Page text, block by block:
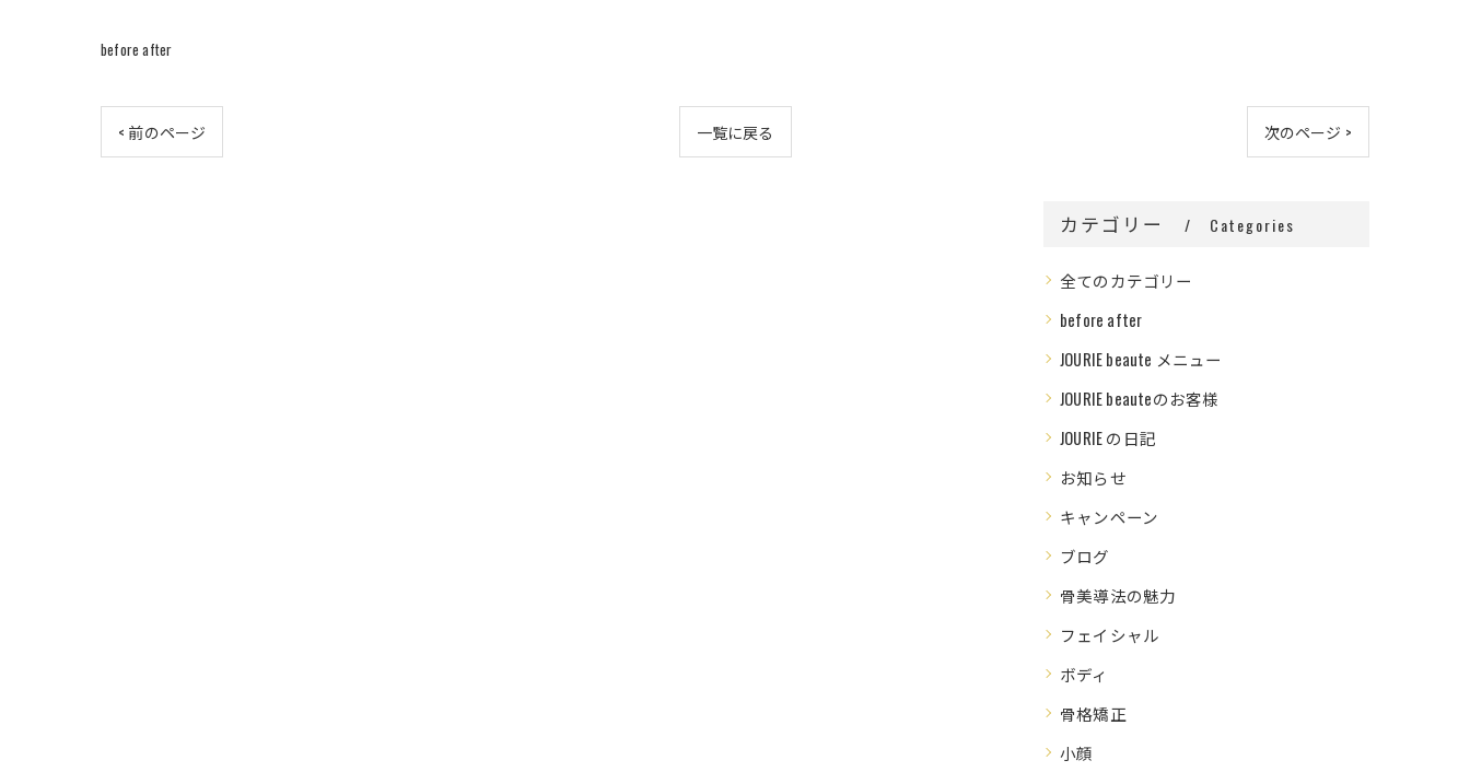
before after
< 前のページ 一覧に戻る 次のページ >
カテゴリー Categories
全てのカテゴリー
before after
JOURIE beaute メニュー
JOURIE beauteのお客様
JOURIE の日記
お知らせ
キャンペーン
ブログ
骨美導法の魅力
フェイシャル
ボディ
骨格矯正
小顔